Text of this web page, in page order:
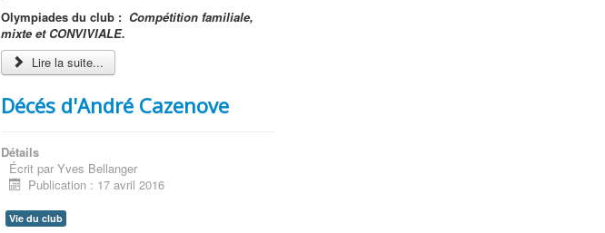
Olympiades du club : Compétition familiale,
mixte et CONVIVIALE.
Lire la suite...
Décés d'André Cazenove
Détails
Écrit par Yves Bellanger
Publication : 17 avril 2016
Vie du club